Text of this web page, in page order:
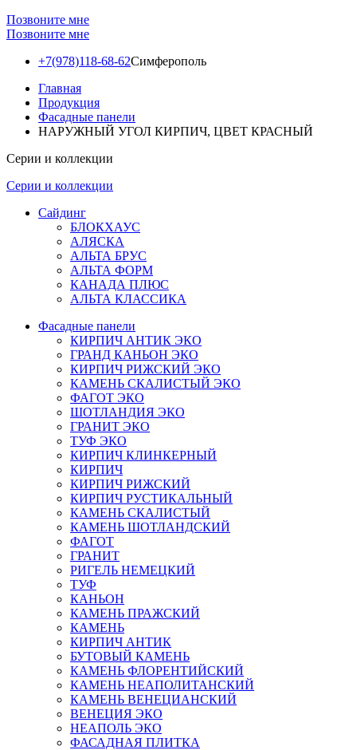
Позвоните мне
Позвоните мне
+7(978)118-68-62Симферополь
Главная
Продукция
Фасадные панели
НАРУЖНЫЙ УГОЛ КИРПИЧ, ЦВЕТ КРАСНЫЙ
Серии и коллекции
Серии и коллекции
Сайдинг
БЛОКХАУС
АЛЯСКА
АЛЬТА БРУС
АЛЬТА ФОРМ
КАНАДА ПЛЮС
АЛЬТА КЛАССИКА
Фасадные панели
КИРПИЧ АНТИК ЭКО
ГРАНД КАНЬОН ЭКО
КИРПИЧ РИЖСКИЙ ЭКО
КАМЕНЬ СКАЛИСТЫЙ ЭКО
ФАГОТ ЭКО
ШОТЛАНДИЯ ЭКО
ГРАНИТ ЭКО
ТУФ ЭКО
КИРПИЧ КЛИНКЕРНЫЙ
КИРПИЧ
КИРПИЧ РИЖСКИЙ
КИРПИЧ РУСТИКАЛЬНЫЙ
КАМЕНЬ СКАЛИСТЫЙ
КАМЕНЬ ШОТЛАНДСКИЙ
ФАГОТ
ГРАНИТ
РИГЕЛЬ НЕМЕЦКИЙ
ТУФ
КАНЬОН
КАМЕНЬ ПРАЖСКИЙ
КАМЕНЬ
КИРПИЧ АНТИК
БУТОВЫЙ КАМЕНЬ
КАМЕНЬ ФЛОРЕНТИЙСКИЙ
КАМЕНЬ НЕАПОЛИТАНСКИЙ
КАМЕНЬ ВЕНЕЦИАНСКИЙ
ВЕНЕЦИЯ ЭКО
НЕАПОЛЬ ЭКО
ФАСАДНАЯ ПЛИТКА